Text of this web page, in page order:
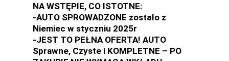
NA WSTĘPIE, CO ISTOTNE:
-AUTO SPROWADZONE zostało z
Niemiec w styczniu 2025r
-JEST TO PEŁNA OFERTA! AUTO
Sprawne, Czyste i KOMPLETNE – PO